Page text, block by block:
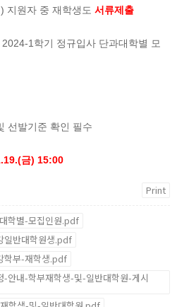
원자 중 재학생도서류제출
1학기 정규입사 단과대학별 모
선발기준 확인 필수
금) 15:00
Print
학별-모집인원.pdf
일반대학원생.pdf
학부-재학생.pdf
안내-학부재학생-및-일반대학원-게시